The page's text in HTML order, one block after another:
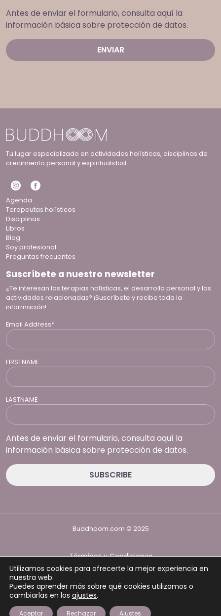
Antes de enviar el formulario, consulta aquí la
información básica sobre protección de datos.
Tu lugar especializado en actividades holísticas, disciplinas de
crecimiento personal y espiritualidad.
Agenda
Terapeutas holísticos
Disciplinas
Libros
Blog
Soy profesional
Preguntas frecuentes
Suscríbete a nuestro newsletter
¿Te interesan las terapias holísticas, el desarrollo personal y las
actividades relacionadas? ¡Suscríbete y recibe toda la
información!
Email Address*
FIRSTNAME
LASTNAME
Antes de enviar el formulario, consulta aquí la
información básica sobre protección de datos.
Buddhoom.com © 2025
Términos y Condiciones
Política de Privacidad
Utilizamos cookies para ofrecerte la mejor experiencia en
nuestra web.
Puedes aprender más sobre qué cookies utilizamos o
cambiarlas en los ajustes.
Aceptar Rechazar Ajustes